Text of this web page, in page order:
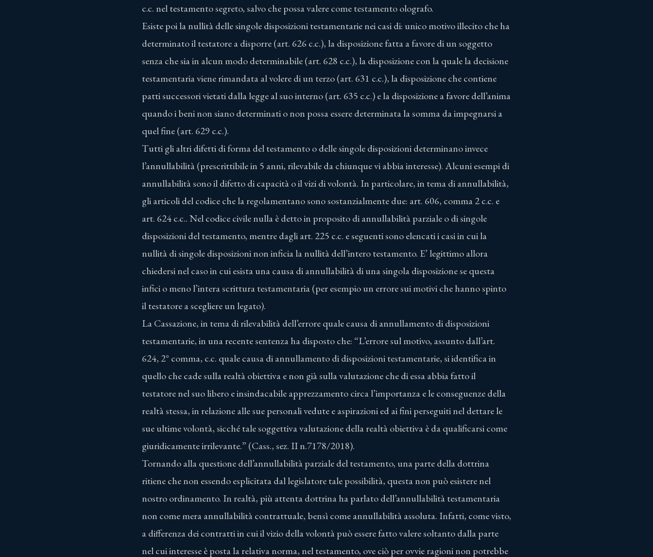
c.c. nel testamento segreto, salvo che possa valere come testamento olografo.
Esiste poi la nullità delle singole disposizioni testamentarie nei casi di: unico motivo illecito che ha
determinato il testatore a disporre (art. 626 c.c.), la disposizione fatta a favore di un soggetto
senza che sia in alcun modo determinabile (art. 628 c.c.), la disposizione con la quale la decisione
testamentaria viene rimandata al volere di un terzo (art. 631 c.c.), la disposizione che contiene
patti successori vietati dalla legge al suo interno (art. 635 c.c.) e la disposizione a favore dell’anima
quando i beni non siano determinati o non possa essere determinata la somma da impegnarsi a
quel fine (art. 629 c.c.).
Tutti gli altri difetti di forma del testamento o delle singole disposizioni determinano invece
l’annullabilità (prescrittibile in 5 anni, rilevabile da chiunque vi abbia interesse). Alcuni esempi di
annullabilità sono il difetto di capacità o il vizi di volontà. In particolare, in tema di annullabilità,
gli articoli del codice che la regolamentano sono sostanzialmente due: art. 606, comma 2 c.c. e
art. 624 c.c.. Nel codice civile nulla è detto in proposito di annullabilità parziale o di singole
disposizioni del testamento, mentre dagli art. 225 c.c. e seguenti sono elencati i casi in cui la
nullità di singole disposizioni non inficia la nullità dell’intero testamento. E’ legittimo allora
chiedersi nel caso in cui esista una causa di annullabilità di una singola disposizione se questa
infici o meno l’intera scrittura testamentaria (per esempio un errore sui motivi che hanno spinto
il testatore a scegliere un legato).
La Cassazione, in tema di rilevabilità dell’errore quale causa di annullamento di disposizioni
testamentarie, in una recente sentenza ha disposto che: “L’errore sul motivo, assunto dall’art.
624, 2° comma, c.c. quale causa di annullamento di disposizioni testamentarie, si identifica in
quello che cade sulla realtà obiettiva e non già sulla valutazione che di essa abbia fatto il
testatore nel suo libero e insindacabile apprezzamento circa l’importanza e le conseguenze della
realtà stessa, in relazione alle sue personali vedute e aspirazioni ed ai fini perseguiti nel dettare le
sue ultime volontà, sicché tale soggettiva valutazione della realtà obiettiva è da qualificarsi come
giuridicamente irrilevante.” (Cass., sez. II n.7178/2018).
Tornando alla questione dell’annullabilità parziale del testamento, una parte della dottrina
ritiene che non essendo esplicitata dal legislatore tale possibilità, questa non può esistere nel
nostro ordinamento. In realtà, più attenta dottrina ha parlato dell’annullabilità testamentaria
non come mera annullabilità contrattuale, bensì come annullabilità assoluta. Infatti, come visto,
a differenza dei contratti in cui il vizio della volontà può essere fatto valere soltanto dalla parte
nel cui interesse è posta la relativa norma, nel testamento, ove ciò per ovvie ragioni non potrebbe